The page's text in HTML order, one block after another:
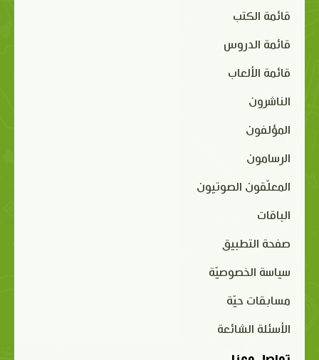
قائمة الكتب
قائمة الدروس
قائمة الألعاب
الناشرون
المؤلفون
الرسامون
المعلّقون الصوتيون
الباقات
صفحة التطبيق
سياسة الخصوصيّة
مسابقات حيّة
الأسئلة الشائعة